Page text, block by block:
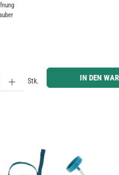
Wert ein oder benutze die
Stk. IN DEN